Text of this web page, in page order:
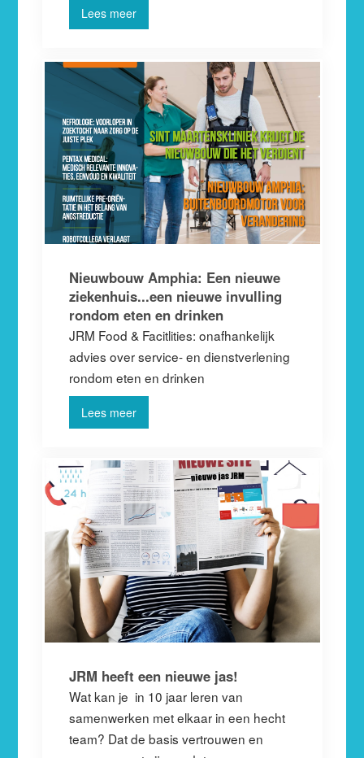
Lees meer
Nieuwbouw Amphia: Een nieuwe
ziekenhuis...een nieuwe invulling
rondom eten en drinken
JRM Food & Facitlities: onafhankelijk
advies over service- en dienstverlening
rondom eten en drinken
Lees meer
JRM heeft een nieuwe jas!
Wat kan je in 10 jaar leren van
samenwerken met elkaar in een hecht
team? Dat de basis vertrouwen en